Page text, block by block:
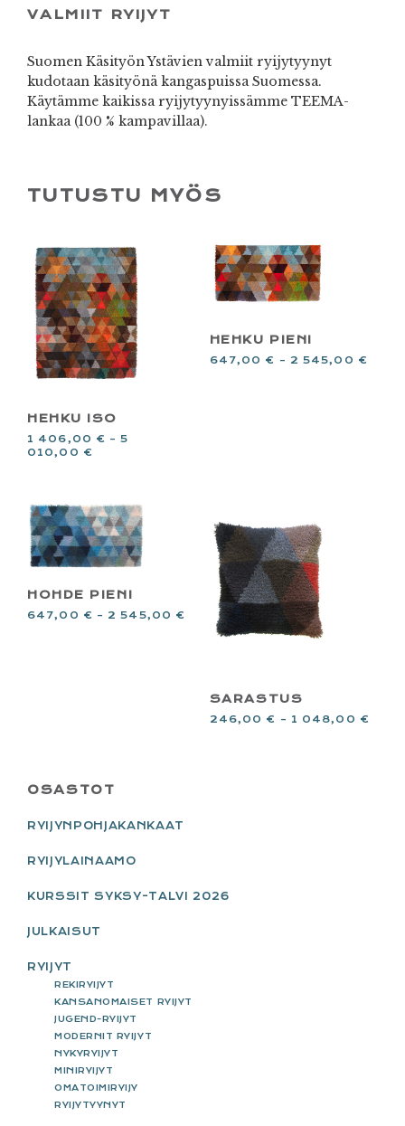
VALMIIT RYIJYT
Suomen Käsityön Ystävien valmiit ryijytyynyt
kudotaan käsityönä kangaspuissa Suomessa.
Käytämme kaikissa ryijytyynyissämme TEEMA-
lankaa (100 % kampavillaa).
TUTUSTU MYÖS
HEHKU ISO
1 406,00 € –5
010,00 €
HEHKU PIENI
647,00 € – 2 545,00 €
HOHDE PIENI
647,00 € – 2 545,00 €
SARASTUS
246,00 € – 1 048,00 €
PRIMARY
SIDEBAR
OSASTOT
RYIJYNPOHJAKANKAAT
RYIJYLAINAAMO
KURSSIT SYKSY-TALVI 2026
JULKAISUT
RYIJYT
REKIRYIJYT
KANSANOMAISET RYIJYT
JUGEND-RYIJYT
MODERNIT RYIJYT
NYKYRYIJYT
MINIRYIJYT
OMATOIMIRYIJY
RYIJYTYYNYT